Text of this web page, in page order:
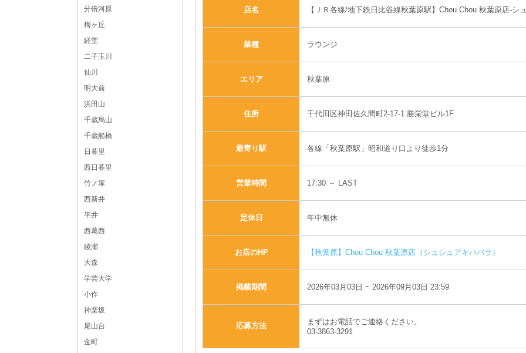
分倍河原
梅ヶ丘
経堂
二子玉川
仙川
明大前
浜田山
千歳烏山
千歳船橋
日暮里
西日暮里
竹ノ塚
西新井
平井
西葛西
綾瀬
大森
学芸大学
小作
神楽坂
尾山台
金町
店名 【ＪＲ各線/地下鉄日比谷線秋葉原駅】Chou Chou 秋葉原店-シ
業種 ラウンジ
エリア 秋葉原
住所 千代田区神田佐久間町2-17-1 勝栄堂ビル1F
最寄り駅 各線「秋葉原駅」昭和道り口より徒歩1分
営業時間 17:30 ～ LAST
定休日 年中無休
お店のHP 【秋葉原】Chou Chou 秋葉原店（シュシュアキハバラ）
掲載期間 2026年03月03日 ~ 2026年09月03日 23:59
応募方法
まずはお電話でご連絡ください。
03-3863-3291